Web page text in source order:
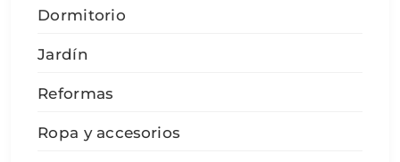
Dormitorio
Jardín
Reformas
Ropa y accesorios